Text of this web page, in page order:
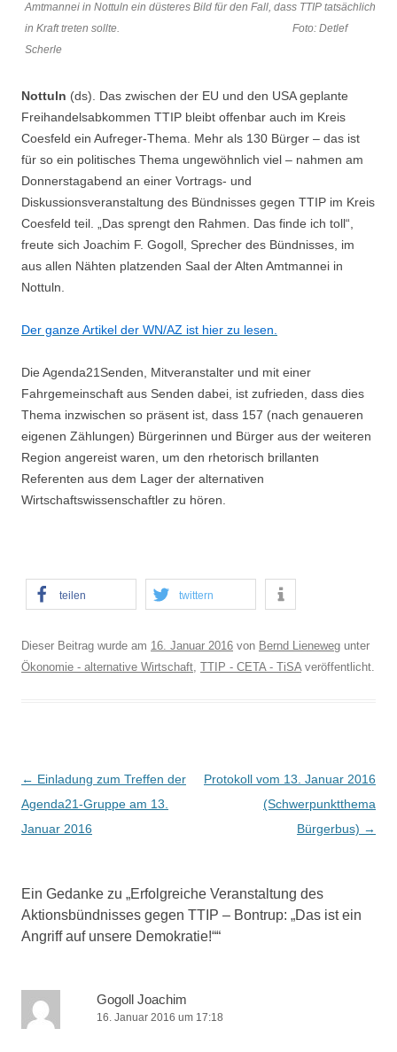
Amtmannei in Nottuln ein düsteres Bild für den Fall, dass TTIP tatsächlich
in Kraft treten sollte. Foto: Detlef
Scherle
Nottuln (ds). Das zwischen der EU und den USA geplante
Freihandelsabkommen TTIP bleibt offenbar auch im Kreis
Coesfeld ein Aufreger-Thema. Mehr als 130 Bürger – das ist
für so ein politisches Thema ungewöhnlich viel – nahmen am
Donnerstagabend an einer Vortrags- und
Diskussionsveranstaltung des Bündnisses gegen TTIP im Kreis
Coesfeld teil. „Das sprengt den Rahmen. Das finde ich toll“,
freute sich Joachim F. Gogoll, Sprecher des Bündnisses, im
aus allen Nähten platzenden Saal der Alten Amtmannei in
Nottuln.
Der ganze Artikel der WN/AZ ist hier zu lesen.
Die Agenda21Senden, Mitveranstalter und mit einer
Fahrgemeinschaft aus Senden dabei, ist zufrieden, dass dies
Thema inzwischen so präsent ist, dass 157 (nach genaueren
eigenen Zählungen) Bürgerinnen und Bürger aus der weiteren
Region angereist waren, um den rhetorisch brillanten
Referenten aus dem Lager der alternativen
Wirtschaftswissenschaftler zu hören.
teilen twittern
Dieser Beitrag wurde am 16. Januar 2016 von Bernd Lieneweg unter
Ökonomie - alternative Wirtschaft, TTIP - CETA - TiSAveröffentlicht.
B
e
i
a
g
a
← Einladung zum Treffen der
Agenda21-Gruppe am 13.
Januar 2016
Protokoll vom 13. Januar 2016
(Schwerpunktthema
Bürgerbus) →
Ein Gedanke zu „Erfolgreiche Veranstaltung des
Aktionsbündnisses gegen TTIP – Bontrup: „Das ist ein
Angriff auf unsere Demokratie!““
Gogoll Joachim
16. Januar 2016 um 17:18